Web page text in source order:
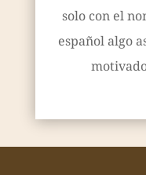
solo con el
español algo